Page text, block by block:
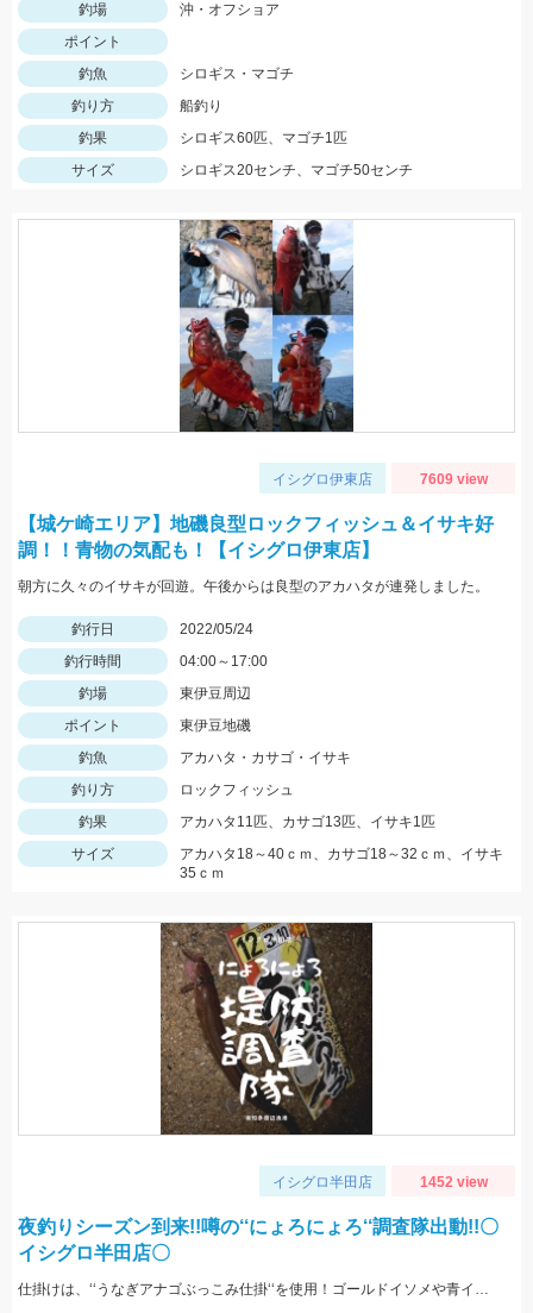
釣場
沖・オフショア
ポイント
釣魚
シロギス・マゴチ
釣り方
船釣り
釣果
シロギス60匹、マゴチ1匹
サイズ
シロギス20センチ、マゴチ50センチ
イシグロ伊東店 7609 view
【城ケ崎エリア】地磯良型ロックフィッシュ＆イサキ好
調！！青物の気配も！【イシグロ伊東店】
朝方に久々のイサキが回遊。午後からは良型のアカハタが連発しました。
釣行日
2022/05/24
釣行時間
04:00～17:00
釣場
東伊豆周辺
ポイント
東伊豆地磯
釣魚
アカハタ・カサゴ・イサキ
釣り方
ロックフィッシュ
釣果
アカハタ11匹、カサゴ13匹、イサキ1匹
サイズ
アカハタ18～40ｃｍ、カサゴ18～32ｃｍ、イサキ
35ｃｍ
イシグロ半田店 1452 view
夜釣りシーズン到来!!噂の‘‘にょろにょろ‘‘調査隊出動!!〇
イシグロ半田店〇
仕掛けは、‘‘うなぎアナゴぶっこみ仕掛‘‘を使用！ゴールドイソメや青イソメの房掛けがオススメ‼